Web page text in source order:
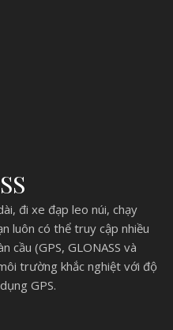
đi xe đạp leo núi, chạy
luôn có thể truy cập nhiều
cầu (GPS, GLONASS và
trường khắc nghiệt với độ
GPS.